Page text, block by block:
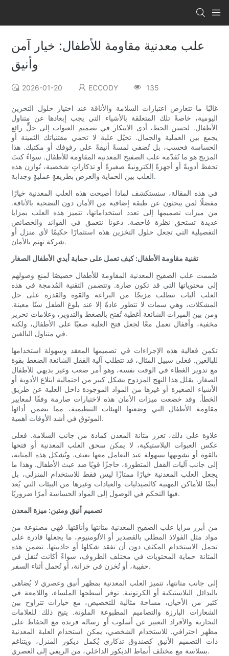
علب معدنية مقاومة للأطفال: خيار آمن
وأنيق
2026-01-20 ECCODY 135
غالبًا ما تتعارض اعتبارات السلامة والأناقة عند اختيار حلول التخزين
اليومية، خاصةً تلك المتعلقة بالأشياء التي يجب إبعادها عن متناول
الأطفال. لحسن الحظ، أدى الابتكار في تصميم العبوات إلى حلٍّ رائع
يجمع بين العملية والجمال. تخيّل علبة لا تحمي مقتنياتك الثمينة أو
الحساسة فحسب، بل تُضفي لمسةً أنيقةً على رفوفك أو مكتبك. هذا
المزيج هو ما تُقدّمه علب الصفيح المعدنية المقاومة للأطفال. سواءً كنتَ
تحفظ أدويةً أو أجهزةً إلكترونيةً صغيرةً أو تذكاراتٍ شخصية، تُوازن هذه
العلب بين الحماية والعرض بطريقةٍ عمليةٍ وجذابة.
في هذه المقالة، سنستكشف لماذا أصبحت هذه العلب المعدنية خيارًا
مفضلًا لمن يبحثون عن طبقة إضافية من الأمان دون التضحية بالأناقة.
من ميزات تصميمها إلى تعدد استخداماتها، تتميز هذه العلب بمزايا
عديدة تستحق نظرة فاحصة. دعونا نتعمق في الفوائد والخصائص
التفصيلية التي تجعل حلول التخزين هذه استثمارًا حكيمًا لأي منزل أو
شركة تهتم بالأمان.
تقنية مقاومة الأطفال: كيف تعمل على حماية أيدي الأطفال الصغار
صُممت علب الصفيح المعدنية المقاومة للأطفال خصيصًا لمنع وصولهم
إلى محتوياتها التي قد تكون ضارة. وتتضمن التقنية المُدمجة في هذه
العلب آليات تتطلب مزيجًا من البراعة والقوة والقدرة على حل
المشكلات، وهي سمات لا تتطور عادةً إلا عند بلوغ الطفل سنًا معينة.
ومن بين الميزات الشائعة أغطية تُفتح بالضغط والتدوير، وعلامات تحرير
مخفية، وأقفال تعمل معًا لجعل فتح العلبة صعبًا على الأطفال، ولكنه
في متناول البالغين.
تكمن فعالية هذه الإجراءات في تصميمها المعقد وسهولة استخدامها
للبالغين. فعلى سبيل المثال، قد تتطلب آلية القفل الشائعة الضغط بقوة
مع تدوير الغطاء في الوقت نفسه، وهو أمر صعب وغير بديهي للأطفال
الصغار. يقلل هذا النهج المزدوج بشكل كبير من احتمالية ابتلاع الأدوية أو
الأشياء الصغيرة أو غيرها من المواد الموجودة داخل العلبة عن طريق
الخطأ. وقد خضعت ميزات الأمان هذه لاختبارات صارمة وفقًا لمعايير
مقاومة الأطفال التي وضعتها الهيئات التنظيمية، مما يضمن أدائها
الموثوق في أشد الأوقات أهمية.
علاوة على ذلك، تعزز متانة المعدن كمادة من جانب السلامة. فعلى
عكس العبوات البلاستيكية، لا يمكن سحق العلب المعدنية أو فتحها
بالقوة أو تشويهها بسهولة عند التعامل معها بعنف. وتُشكل هذه المتانة،
إلى جانب آليات القفل المتطورة، حاجزًا قويًا ضد عبث الأطفال. وهذا ما
يجعل العلب المعدنية خيارًا ممتازًا ليس فقط للاستخدام المنزلي، بل
أيضًا للأماكن المهنية كالصيدليات والعيادات وغيرها من البيئات التي يُعد
فيها التحكم في الوصول إلى المواد الحساسة أمرًا ضروريًا.
تصميم أنيق ومتين: ميزة المعدن
من أبرز مزايا علب الصفيح المعدنية متانتها وأناقتها. فهي مصنوعة من
مواد مثل الفولاذ المطلي بالقصدير أو الألومنيوم، ما يجعلها قادرة على
تحمل الاستخدام المكثف دون أن تفقد شكلها أو جاذبيتها. تضمن هذه
المتانة حماية المحتويات في مختلف الظروف، سواءً أكانت تُنقل في
حقيبة، أو تُخزن في خزانة، أو تُحمل أثناء السفر.
إلى جانب متانتها، تتميز العلب المعدنية بمظهر أنيق وعصري لا يُضاهى
بالبدائل البلاستيكية أو الكرتونية. توفر أسطحها الملساء، واللامعة في
كثير من الأحيان، مساحة مثالية للتخصيص، مع خيارات تتراوح بين
الشعارات البارزة والتصاميم المطبوعة الملونة. يتيح ذلك للعلامات
التجارية والأفراد التعبير عن أسلوب أو رسالة فريدة مع الحفاظ على
مظهر احترافي. للاستخدام الشخصي، يمكن استخدام العلبة المعدنية
ذات التصميم الأنيق كصندوق تذكاري يُكمل ديكور المنزل، ويتناغم
بسلاسة مع مختلف أنماط الديكور الداخلي، من الريفي إلى العصري.